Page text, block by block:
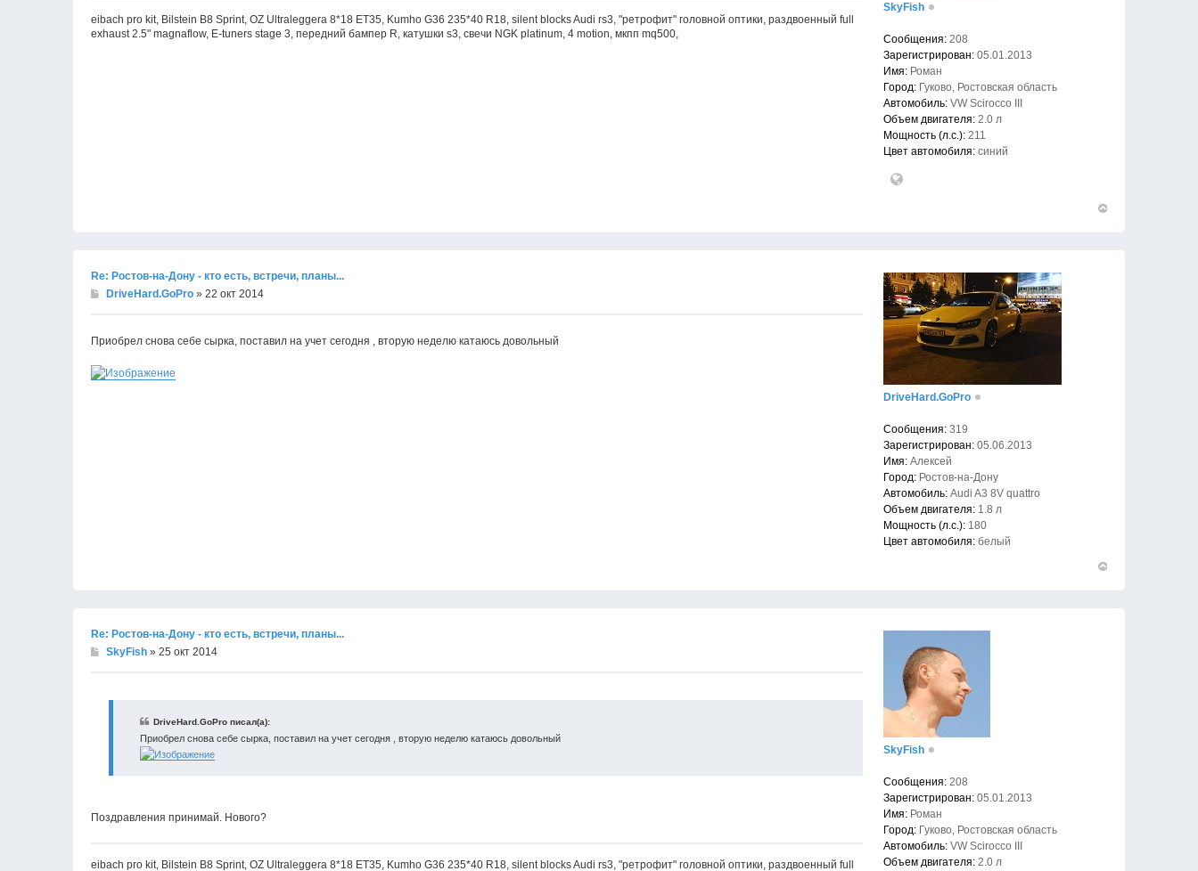
eibach pro kit, Bilstein B8 Sprint, OZ Ultraleggera 8*18 ET35, Kumho G36 235*40 R18, silent blocks Audi rs3, "ретрофит" головной оптики, раздвоенный full
exhaust 2.5" magnaflow, E-tuners stage 3, передний бампер R, катушки s3, свечи NGK platinum, 4 motion, мкпп mq500,
SkyFish
Сообщения: 208
Зарегистрирован: 05.01.2013
Имя: Роман
Город: Гуково, Ростовская область
Автомобиль: VW Scirocco III
Объем двигателя: 2.0 л
Мощность (л.с.): 211
Цвет автомобиля: синий
Re: Ростов-на-Дону - кто есть, встречи, планы...
DriveHard.GoPro » 22 окт 2014
Приобрел снова себе сырка, поставил на учет сегодня , вторую неделю катаюсь довольный
DriveHard.GoPro
Сообщения: 319
Зарегистрирован: 05.06.2013
Имя: Алексей
Город: Ростов-на-Дону
Автомобиль: Audi A3 8V quattro
Объем двигателя: 1.8 л
Мощность (л.с.): 180
Цвет автомобиля: белый
Re: Ростов-на-Дону - кто есть, встречи, планы...
SkyFish » 25 окт 2014
DriveHard.GoPro писал(а):
Приобрел снова себе сырка, поставил на учет сегодня , вторую неделю катаюсь довольный
Поздравления принимай. Нового?
eibach pro kit, Bilstein B8 Sprint, OZ Ultraleggera 8*18 ET35, Kumho G36 235*40 R18, silent blocks Audi rs3, "ретрофит" головной оптики, раздвоенный full
SkyFish
Сообщения: 208
Зарегистрирован: 05.01.2013
Имя: Роман
Город: Гуково, Ростовская область
Автомобиль: VW Scirocco III
Объем двигателя: 2.0 л